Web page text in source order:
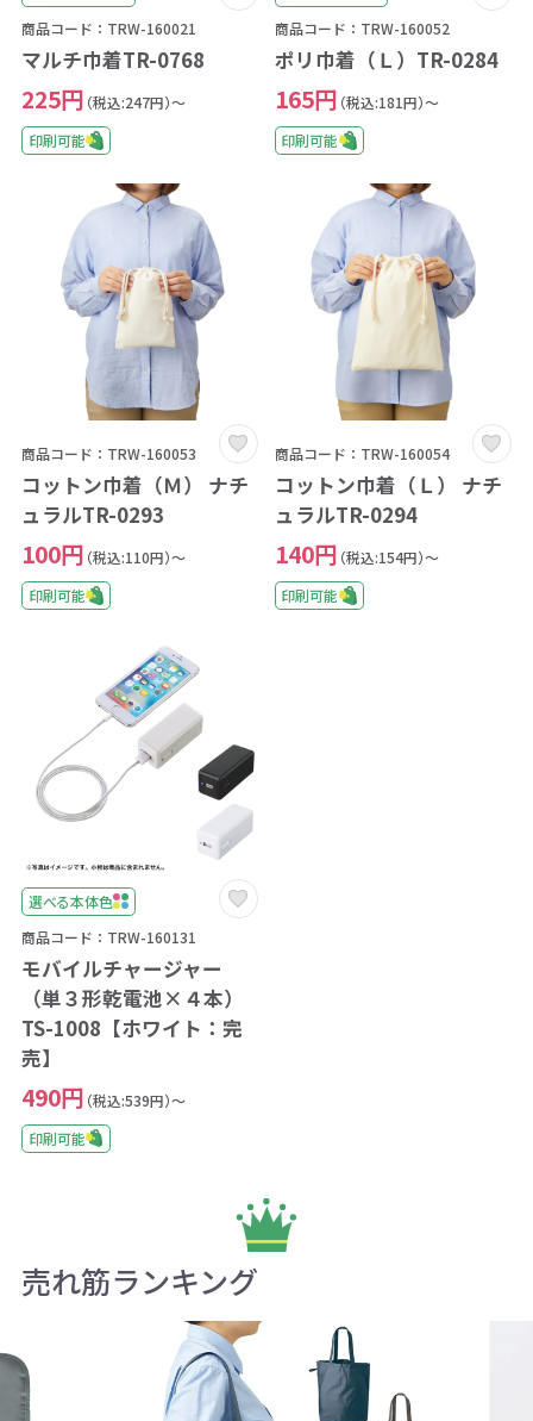
商品コード：TRW-160021
マルチ巾着TR-0768
225円 （税込:247円）～
印刷可能
商品コード：TRW-160052
ポリ巾着（Ｌ）TR-0284
165円 （税込:181円）～
印刷可能
商品コード：TRW-160053
コットン巾着（Ｍ） ナチ
ュラルTR-0293
100円 （税込:110円）～
印刷可能
商品コード：TRW-160054
コットン巾着（Ｌ） ナチ
ュラルTR-0294
140円 （税込:154円）～
印刷可能
選べる本体色
商品コード：TRW-160131
モバイルチャージャー
（単３形乾電池×４本）
TS-1008【ホワイト：完
売】
490円 （税込:539円）～
印刷可能
売れ筋ランキング